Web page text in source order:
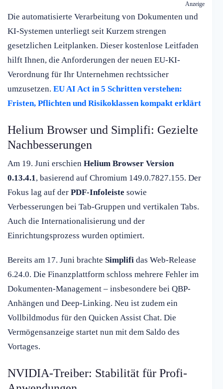
Anzeige
Die automatisierte Verarbeitung von Dokumenten und
KI-Systemen unterliegt seit Kurzem strengen
gesetzlichen Leitplanken. Dieser kostenlose Leitfaden
hilft Ihnen, die Anforderungen der neuen EU-KI-
Verordnung für Ihr Unternehmen rechtssicher
umzusetzen. EU AI Act in 5 Schritten verstehen:
Fristen, Pflichten und Risikoklassen kompakt erklärt
Helium Browser und Simplifi: Gezielte
Nachbesserungen
Am 19. Juni erschien Helium Browser Version
0.13.4.1, basierend auf Chromium 149.0.7827.155. Der
Fokus lag auf der PDF-Infoleiste sowie
Verbesserungen bei Tab-Gruppen und vertikalen Tabs.
Auch die Internationalisierung und der
Einrichtungsprozess wurden optimiert.
Bereits am 17. Juni brachte Simplifi das Web-Release
6.24.0. Die Finanzplattform schloss mehrere Fehler im
Dokumenten-Management – insbesondere bei QBP-
Anhängen und Deep-Linking. Neu ist zudem ein
Vollbildmodus für den Quicken Assist Chat. Die
Vermögensanzeige startet nun mit dem Saldo des
Vortages.
NVIDIA-Treiber: Stabilität für Profi-